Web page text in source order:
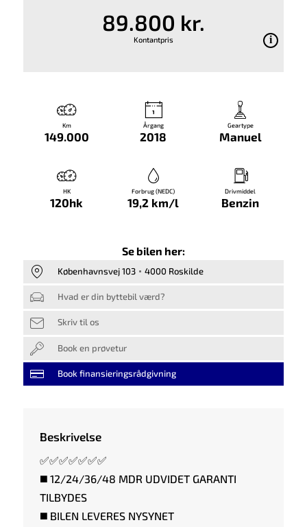
89.800 kr.
Kontantpris
Km
149.000
Årgang
2018
Geartype
Manuel
HK
120hk
Forbrug (NEDC)
19,2 km/l
Drivmiddel
Benzin
Se bilen her:
Københavnsvej 103 4000 Roskilde
Hvad er din byttebil værd?
Skriv til os
Book en prøvetur
Book finansieringsrådgivning
Beskrivelse
✅✅✅✅✅✅✅
◼️ 12/24/36/48 MDR UDVIDET GARANTI
TILBYDES
◼️ BILEN LEVERES NYSYNET